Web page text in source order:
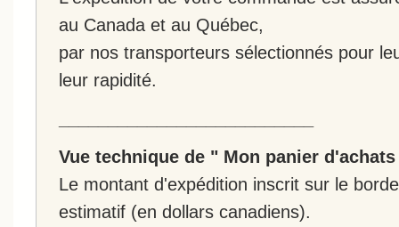
au Canada et au Québec,
par nos transporteurs sélectionnés pour
leur rapidité.
Vue technique de " Mon panier
Le montant d'expédition inscrit sur le
estimatif (en dollars canadiens).